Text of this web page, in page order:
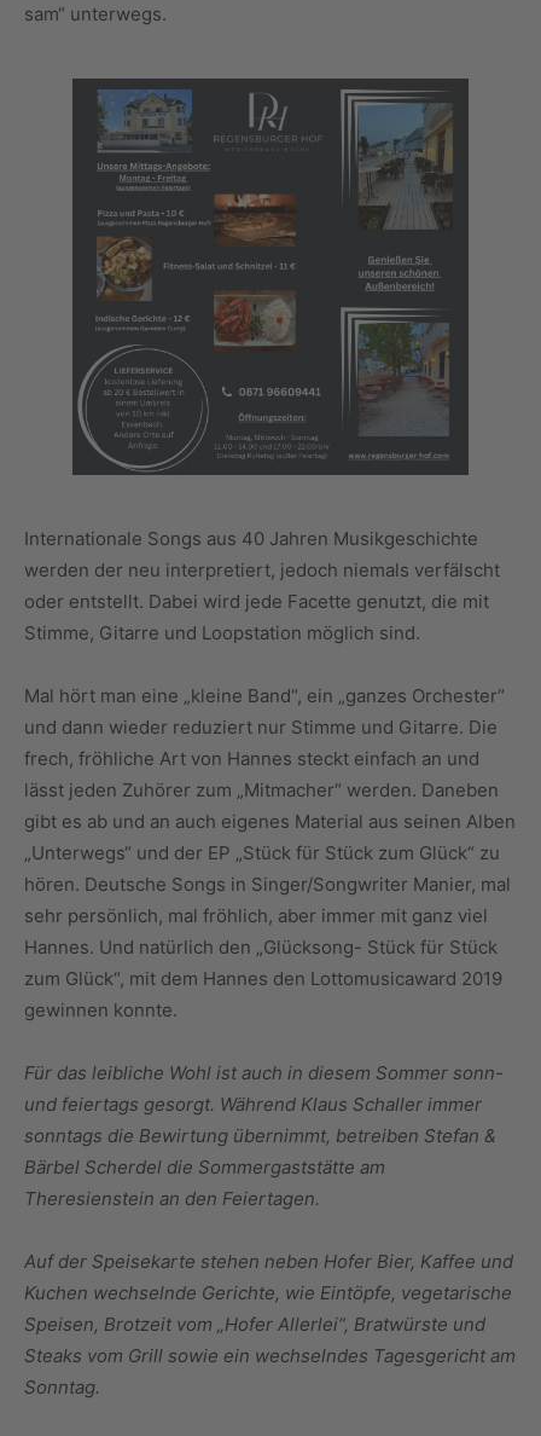
sam“ unterwegs.
Internationale Songs aus 40 Jahren Musikgeschichte
werden der neu interpretiert, jedoch niemals verfälscht
oder entstellt. Dabei wird jede Facette genutzt, die mit
Stimme, Gitarre und Loopstation möglich sind.
Mal hört man eine „kleine Band“, ein „ganzes Orchester“
und dann wieder reduziert nur Stimme und Gitarre. Die
frech, fröhliche Art von Hannes steckt einfach an und
lässt jeden Zuhörer zum „Mitmacher“ werden. Daneben
gibt es ab und an auch eigenes Material aus seinen Alben
„Unterwegs“ und der EP „Stück für Stück zum Glück“ zu
hören. Deutsche Songs in Singer/Songwriter Manier, mal
sehr persönlich, mal fröhlich, aber immer mit ganz viel
Hannes. Und natürlich den „Glücksong- Stück für Stück
zum Glück“, mit dem Hannes den Lottomusicaward 2019
gewinnen konnte.
Für das leibliche Wohl ist auch in diesem Sommer sonn-
und feiertags gesorgt. Während Klaus Schaller immer
sonntags die Bewirtung übernimmt, betreiben Stefan &
Bärbel Scherdel die Sommergaststätte am
Theresienstein an den Feiertagen.
Auf der Speisekarte stehen neben Hofer Bier, Kaffee und
Kuchen wechselnde Gerichte, wie Eintöpfe, vegetarische
Speisen, Brotzeit vom „Hofer Allerlei“, Bratwürste und
Steaks vom Grill sowie ein wechselndes Tagesgericht am
Sonntag.